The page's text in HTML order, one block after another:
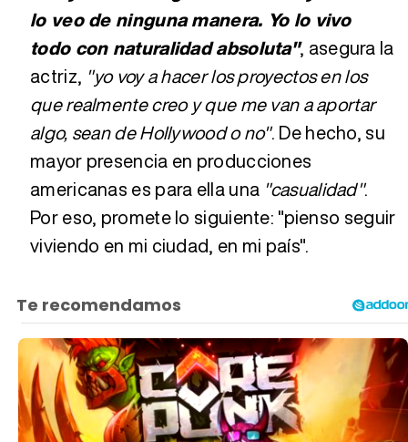
lo veo de ninguna manera. Yo lo vivo
todo con naturalidad absoluta", asegura la
actriz, "yo voy a hacer los proyectos en los
que realmente creo y que me van a aportar
algo, sean de Hollywood o no". De hecho, su
mayor presencia en producciones
americanas es para ella una "casualidad".
Por eso, promete lo siguiente: "pienso seguir
viviendo en mi ciudad, en mi país".